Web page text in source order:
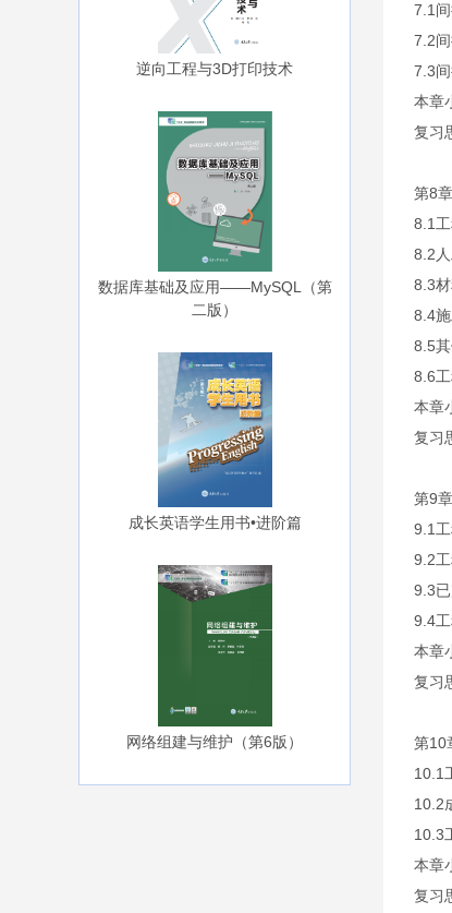
逆向工程与3D打印技术
数据库基础及应用——MySQL（第
二版）
成长英语学生用书•进阶篇
网络组建与维护（第6版）
7.1
7.2
7.3
本章
复习
第8
8.1
8.2
8.3
8.4
8.5
8.6
本章
复习
第9
9.1
9.2
9.3
9.4
本章
复习
第10
10.1
10.2
10.3
本章
复习